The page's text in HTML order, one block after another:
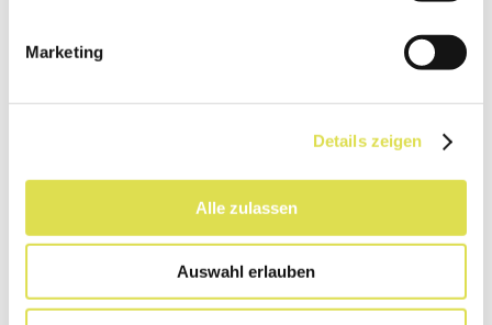
Marketing
Details zeigen
Alle zulassen
Auswahl erlauben